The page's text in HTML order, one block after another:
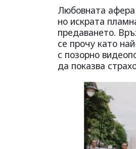
Любовната
но искрата
предаването.
се прочу като
с позорно
да показва